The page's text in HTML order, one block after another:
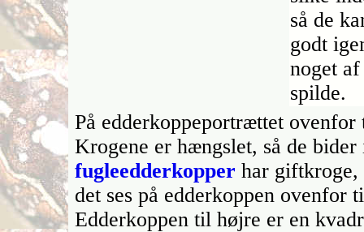
så de
godt
noget
spilde.
På edderkoppeportrættet
Krogene er hængslet, så de
fugleedderkopper har giftkroge,
det ses på edderkoppen ovenfor
Edderkoppen til højre er en